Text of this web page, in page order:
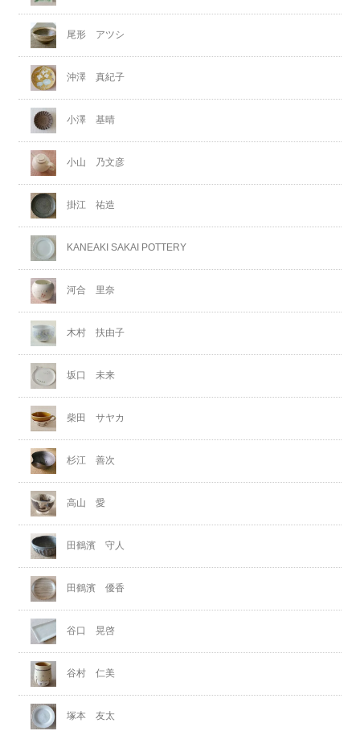
尾形 アツシ
沖澤 真紀子
小澤 基晴
小山 乃文彦
掛江 祐造
KANEAKI SAKAI POTTERY
河合 里奈
木村 扶由子
坂口 未来
柴田 サヤカ
杉江 善次
高山 愛
田鶴濱 守人
田鶴濱 優香
谷口 晃啓
谷村 仁美
塚本 友太